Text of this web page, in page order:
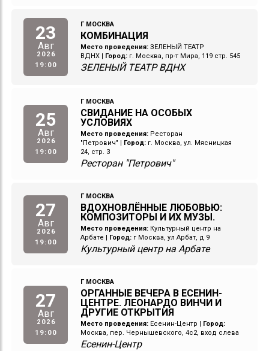
23
Авг
2026
19:00
Г МОСКВА
КОМБИНАЦИЯ
Место проведения: ЗЕЛЕНЫЙ ТЕАТР
ВДНХ | Город: г. Москва, пр-т Мира, 119 стр. 545
ЗЕЛЕНЫЙ ТЕАТР ВДНХ
25
Авг
2026
19:00
Г МОСКВА
СВИДАНИЕ НА ОСОБЫХ
УСЛОВИЯХ
Место проведения: Ресторан
"Петрович"
Город: г. Москва, ул. Мясницкая
24, стр. 3
Ресторан "Петрович"
27
Авг
2026
19:00
Г МОСКВА
ВДОХНОВЛЁННЫЕ ЛЮБОВЬЮ:
КОМПОЗИТОРЫ И ИХ МУЗЫ.
Место проведения: Культурный центр на
Арбате
Город: г Москва, ул Арбат, д 9
Культурный центр на Арбате
27
Авг
2026
19:00
Г МОСКВА
ОРГАННЫЕ ВЕЧЕРА В ЕСЕНИН-
ЦЕНТРЕ. ЛЕОНАРДО ВИНЧИ И
ДРУГИЕ ОТКРЫТИЯ
Место проведения: Есенин-Центр
Город:
Москва, пер. Чернышевского, 4с2, вход слева
Есенин-Центр